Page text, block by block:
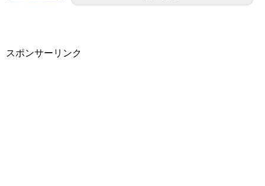
スポンサーリンク